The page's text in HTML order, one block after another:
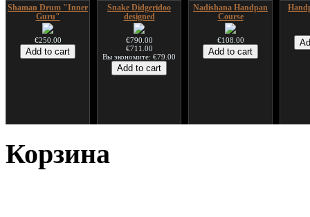
Shaman Drum "Inner
Guru"
€250.00
Snake Didgeridoo
designed
€790.00
€711.00
Вы экономите: €79.00
Nadishana Handpan
Course
€108.00
€75.00
Корзина